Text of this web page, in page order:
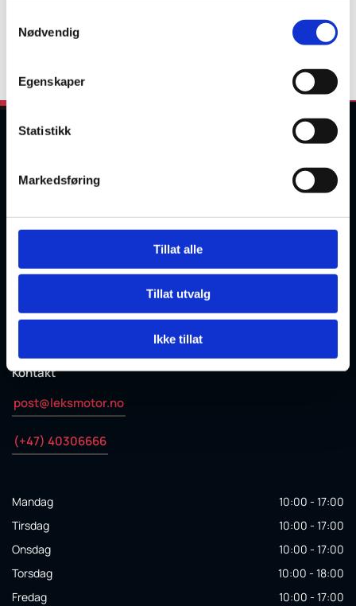
Nødvendig
Egenskaper
Statistikk
Markedsføring
Tillat alle
Tillat utvalg
Ikke tillat
Olav Ingstads vei 1
 832540552 MVA
Kontakt
post@leksmotor.no
(+47) 40306666
Mandag
10:00 - 17:00
Tirsdag
10:00 - 17:00
Onsdag
10:00 - 17:00
Torsdag
10:00 - 18:00
Fredag
10:00 - 17:00